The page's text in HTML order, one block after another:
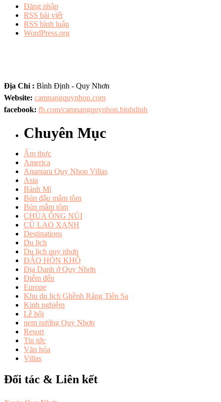
Đăng nhập
RSS bài viết
RSS bình luận
WordPress.org
Địa Chỉ : Bình Định - Quy Nhơn
Website: camnangquynhon.com
facebook: fb.com/camnangquynhon.binhdinh
Chuyên Mục
Ẩm thực
America
Anantara Quy Nhon Villas
Asia
Bánh Mì
Bún đậu mắm tôm
Bún mắm tôm
CHÙA ÔNG NÚI
CÙ LAO XANH
Destinations
Du lịch
Du lịch quy nhơn
ĐẢO HÒN KHÔ
Địa Danh ở Quy Nhơn
Điểm đến
Europe
Khu du lịch Ghềnh Ráng Tiên Sa
Kinh nghiệm
Lễ hội
nem nướng Quy Nhơn
Resort
Tin tức
Văn hóa
Villas
Đối tác & Liên kết